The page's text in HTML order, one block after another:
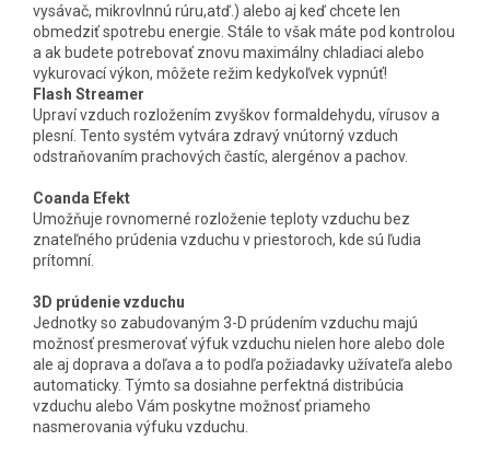
vysávač, mikrovlnnú rúru,atď.) alebo aj keď chcete len
obmedziť spotrebu energie. Stále to však máte pod kontrolou
a ak budete potrebovať znovu maximálny chladiaci alebo
vykurovací výkon, môžete režim kedykoľvek vypnúť!
Flash Streamer
Upraví vzduch rozložením zvyškov formaldehydu, vírusov a
plesní. Tento systém vytvára zdravý vnútorný vzduch
odstraňovaním prachových častíc, alergénov a pachov.
Coanda Efekt
Umožňuje rovnomerné rozloženie teploty vzduchu bez
znateľného prúdenia vzduchu v priestoroch, kde sú ľudia
prítomní.
3D prúdenie vzduchu
Jednotky so zabudovaným 3-D prúdením vzduchu majú
možnosť presmerovať výfuk vzduchu nielen hore alebo dole
ale aj doprava a doľava a to podľa požiadavky užívateľa alebo
automaticky. Týmto sa dosiahne perfektná distribúcia
vzduchu alebo Vám poskytne možnosť priameho
nasmerovania výfuku vzduchu.